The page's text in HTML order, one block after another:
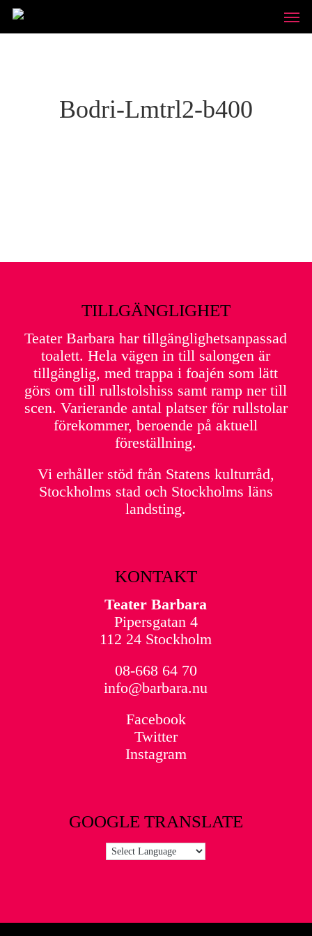
Skip
Bodri-Lmtrl2-b400
TILLGÄNGLIGHET
Teater Barbara har tillgänglighetsanpassad
toalett. Hela vägen in till salongen är
tillgänglig, med trappa i foajén som lätt
görs om till rullstolshiss samt ramp ner till
scen. Varierande antal platser för rullstolar
förekommer, beroende på aktuell
föreställning.
Vi erhåller stöd från Statens kulturråd,
Stockholms stad och Stockholms läns
landsting.
KONTAKT
Teater Barbara
Pipersgatan 4
112 24 Stockholm
08-668 64 70
info@barbara.nu
Facebook
Twitter
Instagram
GOOGLE TRANSLATE